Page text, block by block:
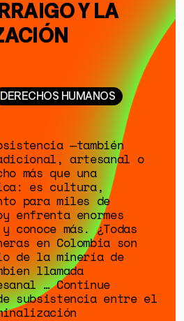
Y LA
DERECHOS HUMANOS
—también
artesanal o
más que una
es cultura,
para miles de
enfrenta enormes
más. ¿Todas
en Colombia son
de la minería de
llamada
… Continue
subsistencia entre el